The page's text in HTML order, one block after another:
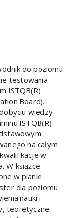
do poziomu
testowania
ISTQB(R)
Board).
wiedzy
ISTQB(R)
na całym
w
W książce
w planie
dla poziomu
nauki i
teoretyczne